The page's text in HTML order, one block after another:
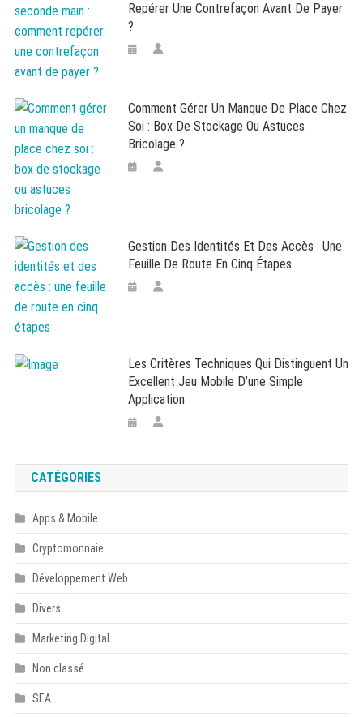
Repérer Une Contrefaçon Avant De Payer
?
Comment Gérer Un Manque De Place Chez
Soi : Box De Stockage Ou Astuces
Bricolage ?
Gestion Des Identités Et Des Accès : Une
Feuille De Route En Cinq Étapes
Les Critères Techniques Qui Distinguent Un
Excellent Jeu Mobile D’une Simple
Application
CATÉGORIES
Apps & Mobile
Cryptomonnaie
Développement Web
Divers
Marketing Digital
Non classé
SEA